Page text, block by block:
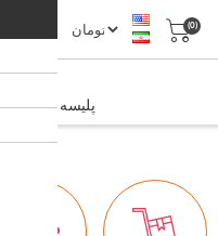
(0)
پلیسه طرح دار